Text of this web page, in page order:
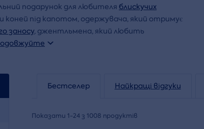
подарунок для любителя блискучих
коней під капотом, одержувача, який отримує
заносу, джентльмена, який любить
Бестселер Найкращі відгуки
Показати 1-24 з 1008 продуктів